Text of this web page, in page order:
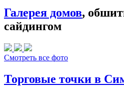
Галерея домов,
сайдингом
Смотреть все фото
Торговые точки в